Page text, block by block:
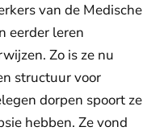
van de Medische
eerder leren
Zo is ze nu
structuur voor
dorpen spoort ze
hebben. Ze vond